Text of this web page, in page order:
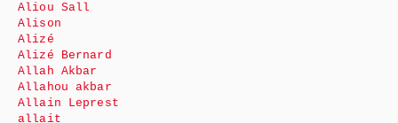
Aliou Sall
Alison
Alizé
Alizé Bernard
Allah Akbar
Allahou akbar
Allain Leprest
allait